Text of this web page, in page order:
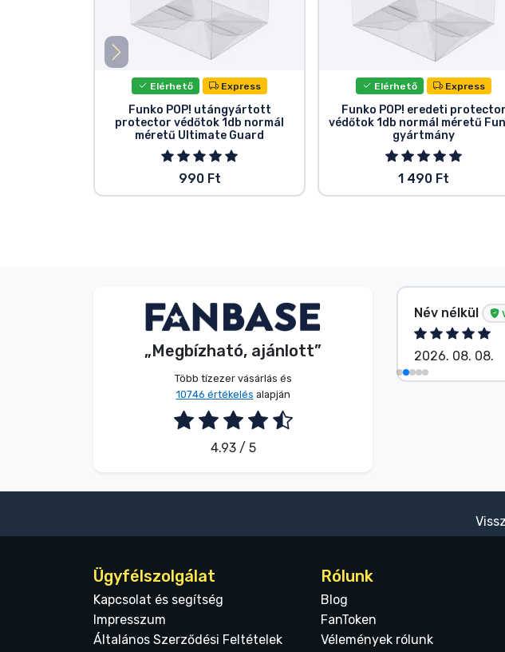
Elérhető Express
Funko POP! utángyártott
protector védőtok 1db normál
méretű Ultimate Guard
990 Ft
Elérhető Express
Funko POP! eredeti protector
védőtok 1db normál méretű
gyártmány
1 490 Ft
„Megbízható, ajánlott”
Több tízezer vásárlás és
10746 értékelés alapján
4.93 / 5
Dávid Sulyok Vásárló
2026. 08. 08.
Név nélkül
2026. 08. 08.
Ügyfélszolgálat
Kapcsolat és segítség
Impresszum
Általános Szerződési Feltételek
Rólunk
Blog
FanToken
Vélemények rólunk